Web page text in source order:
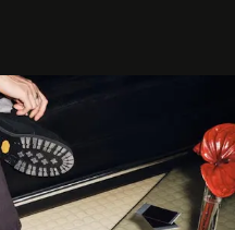
global de la marca